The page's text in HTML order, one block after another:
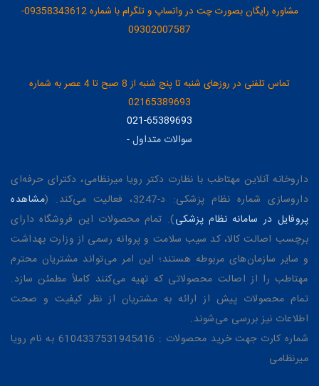
مشاوره رایگان بصورت چت در واتساپ و تلگرام با شماره 09358343612-
09302007587
تماس تلفنی در روزهای شنبه تا پنج شنبه از 8 صبح تا 4 عصر به شماره
02165389693
021-65389693
سوالات متداول-
داروخانه آنلاین مهتاطب با نظارت دکتر رویا میرنظامی، دکترای حرفه‌ای
داروسازی شماره نظام پزشکی: د-3247، فعالیت می‌کند. (
مشاهده
پروفایل در سامانه نظام پزشکی). تمام محصولات این فروشگاه دارای
برچسب اصالت کالا، کد سیب سلامت و پروانه رسمی از وزارت بهداشت
و سایر سازمان‌های مربوطه هستند؛ این امر می‌تواند مشتریان محترم
مهتاطب را از اصالت محصولاتی که تهیه می‌کنند کاملاً مطمئن سازد.
تمام محصولات پیش از ارائه به مشتریان از نظر کیفیت و صحت
اطلاعات نیز بررسی می‌شوند.
شماره کارت جهت خرید محصولات : 6104337531945416 به نام رویا
میرنظامی